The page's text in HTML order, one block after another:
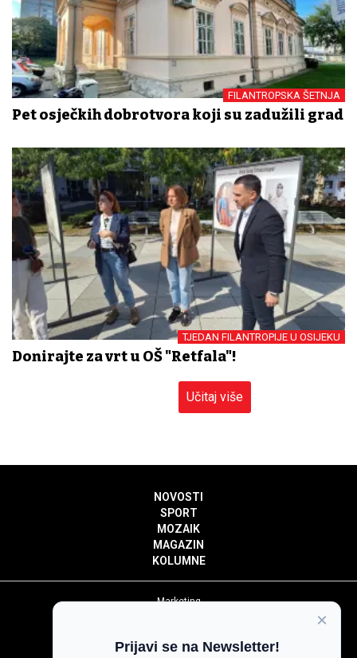
FILANTROPSKA ŠETNJA
Pet osječkih dobrotvora koji su zadužili grad
TJEDAN FILANTROPIJE U OSIJEKU
Donirajte za vrt u OŠ "Retfala"!
Učitaj više
NOVOSTI
SPORT
MOZAIK
MAGAZIN
KOLUMNE
Marketing
Impressum
×
Prijavi se na Newsletter!